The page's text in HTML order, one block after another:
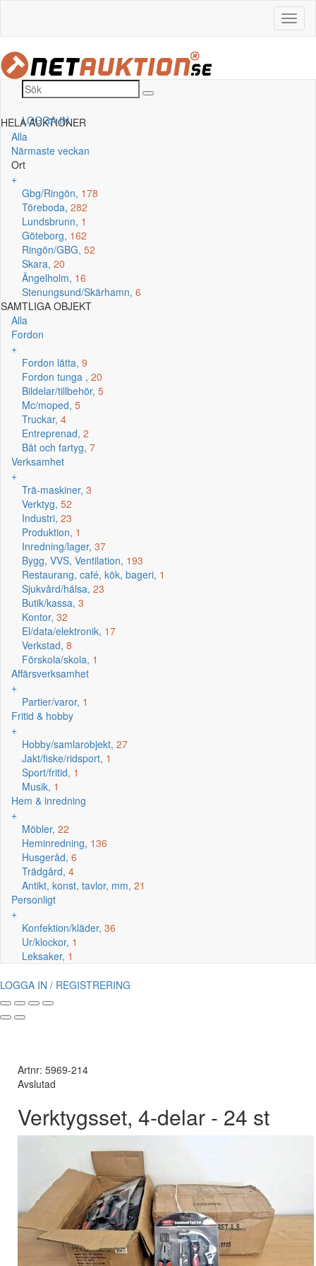
LOGGA IN
HELA AUKTIONER
Alla
Närmaste veckan
Ort
+
Gbg/Ringön, 178
Töreboda, 282
Lundsbrunn, 1
Göteborg, 162
Ringön/GBG, 52
Skara, 20
Ängelholm, 16
Stenungsund/Skärhamn, 6
SAMTLIGA OBJEKT
Alla
Fordon
+
Fordon lätta, 9
Fordon tunga , 20
Bildelar/tillbehör, 5
Mc/moped, 5
Truckar, 4
Entreprenad, 2
Båt och fartyg, 7
Verksamhet
+
Trä-maskiner, 3
Verktyg, 52
Industri, 23
Produktion, 1
Inredning/lager, 37
Bygg, VVS, Ventilation, 193
Restaurang, café, kök, bageri, 1
Sjukvård/hälsa, 23
Butik/kassa, 3
Kontor, 32
El/data/elektronik, 17
Verkstad, 8
Förskola/skola, 1
Affärsverksamhet
+
Partier/varor, 1
Fritid & hobby
+
Hobby/samlarobjekt, 27
Jakt/fiske/ridsport, 1
Sport/fritid, 1
Musik, 1
Hem & inredning
+
Möbler, 22
Heminredning, 136
Husgeråd, 6
Trädgård, 4
Antikt, konst, tavlor, mm, 21
Personligt
+
Konfektion/kläder, 36
Ur/klockor, 1
Leksaker, 1
LOGGA IN / REGISTRERING
Artnr: 5969-214
Avslutad
Verktygsset, 4-delar - 24 st